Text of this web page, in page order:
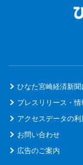
ひなた宮崎経済新聞
プレスリリース・
アクセスデータの
お問い合わせ
広告のご案内